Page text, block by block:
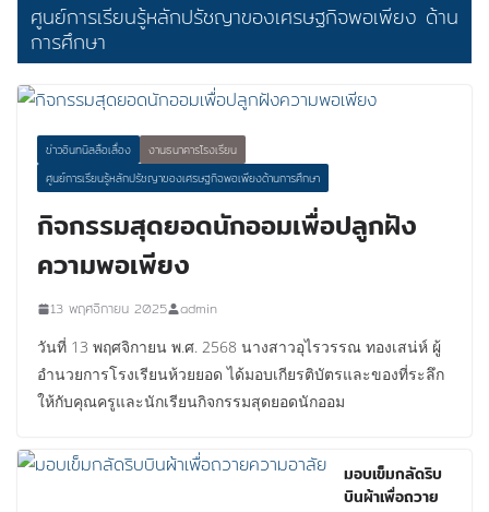
ศูนย์การเรียนรู้หลักปรัชญาของเศรษฐกิจพอเพียง ด้าน
การศึกษา
ข่าวอินทนิลลือเลื่อง
งานธนาคารโรงเรียน
ศูนย์การเรียนรู้หลักปรัชญาของเศรษฐกิจพอเพียงด้านการศึกษา
กิจกรรมสุดยอดนักออมเพื่อปลูกฝัง
ความพอเพียง
13 พฤศจิกายน 2025
admin
วันที่ 13 พฤศจิกายน พ.ศ. 2568 นางสาวอุไรวรรณ ทองเสน่ห์ ผู้
อำนวยการโรงเรียนห้วยยอด ได้มอบเกียรติบัตรและของที่ระลึก
ให้กับคุณครูและนักเรียนกิจกรรมสุดยอดนักออม
มอบเข็มกลัดริบ
บินผ้าเพื่อถวาย